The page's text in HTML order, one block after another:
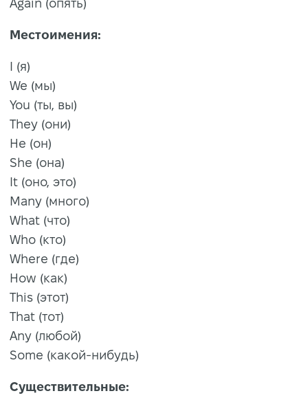
Again (опять)
Местоимения:
I (я)
We (мы)
You (ты, вы)
They (они)
He (он)
She (она)
It (оно, это)
Many (много)
What (что)
Who (кто)
Where (где)
How (как)
This (этот)
That (тот)
Any (любой)
Some (какой-нибудь)
Существительные: